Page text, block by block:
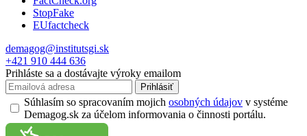
StopFake
EUfactcheck
demagog@institutsgi.sk
+421 910 444 636
Prihláste sa a dostávajte výroky emailom
Prihlásiť
Súhlasím so spracovaním mojich osobných údajov v systéme
Demagog.sk za účelom informovania o činnosti portálu.